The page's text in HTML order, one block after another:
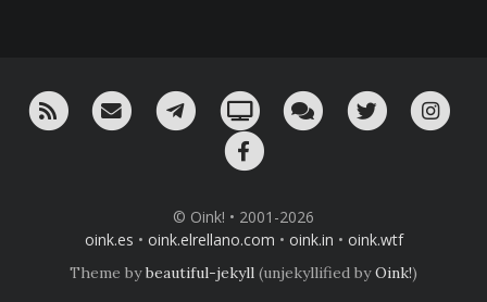
RSS ¡Mándame un email!¡Nuestro canal en Telegram!
Oink! TV Charla con nosotros
Twitter
© Oink! • 2001-2026
oink.es • oink.elrellano.com • oink.in • oink.wtf
Theme bybeautiful-jekyll (unjekyllified byOink!)